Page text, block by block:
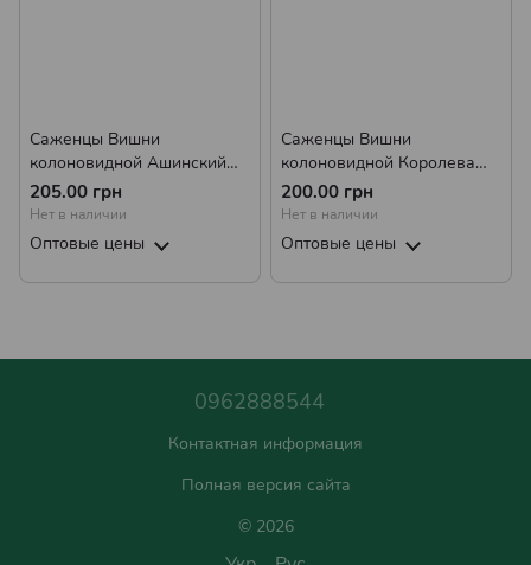
Саженцы Вишни
колоновидной Ашинский
Гибрид (ранняя)
205.00 грн
Нет в наличии
Оптовые цены
Саженцы Вишни
колоновидной Королева
(поздняя)
200.00 грн
Нет в наличии
Оптовые цены
0962888544
Контактная информация
Полная версия сайта
© 2026